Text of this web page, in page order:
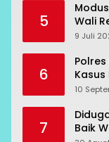
5
Wali
9 Juli
6
Kasus
10
7
Baik